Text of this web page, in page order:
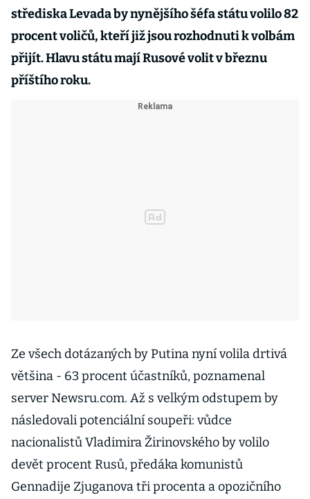
střediska Levada by nynějšího šéfa státu volilo 82
procent voličů, kteří již jsou rozhodnuti k volbám
přijít. Hlavu státu mají Rusové volit v březnu
příštího roku.
Ze všech dotázaných by Putina nyní volila drtivá
většina - 63 procent účastníků, poznamenal
server Newsru.com. Až s velkým odstupem by
následovali potenciální soupeři: vůdce
nacionalistů Vladimira Žirinovského by volilo
devět procent Rusů, předáka komunistů
Gennadije Zjuganova tři procenta a opozičního